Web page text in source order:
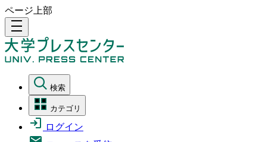
ページ上部
density_medium
検索
カテゴリ
ログイン